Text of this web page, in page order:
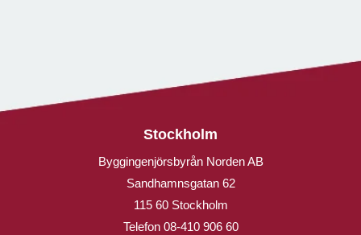
Stockholm
Byggingenjörsbyrån Norden AB
Sandhamnsgatan 62
115 60 Stockholm
Telefon 08-410 906 60